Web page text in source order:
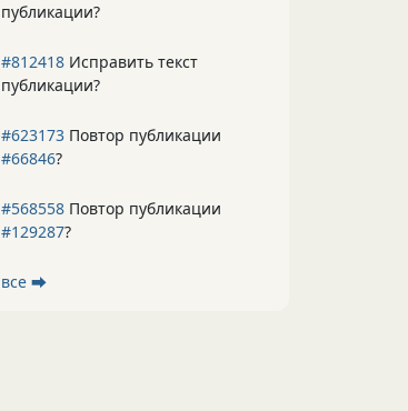
публикации?
#812418 Исправить текст
публикации?
#623173 Повтор публикации
#66846?
#568558 Повтор публикации
#129287?
все ⮕